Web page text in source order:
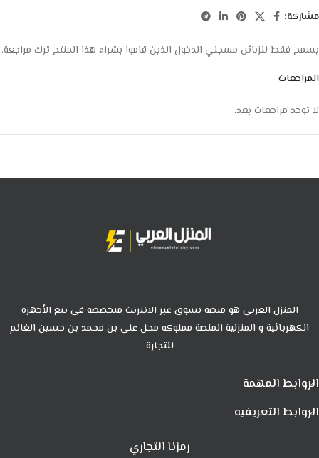
مشاركة:
المراجعات
لا توجد مراجعات بعد.
يسمح فقط للزبائن مسجلي الدخول الذين قاموا بشراء هذا المنتج ترك مراجعة.
المنزل العربي هو منصة تسوق عبر الانترنت متخصصة في بيع الأجهزة
الكهربائية و المنزلية المنصة مملوكه محل علي بن محمد بن حسين الغانم
للتجارة
الروابط المهمة
الروابط التعريفيه
رمزنا التجاري